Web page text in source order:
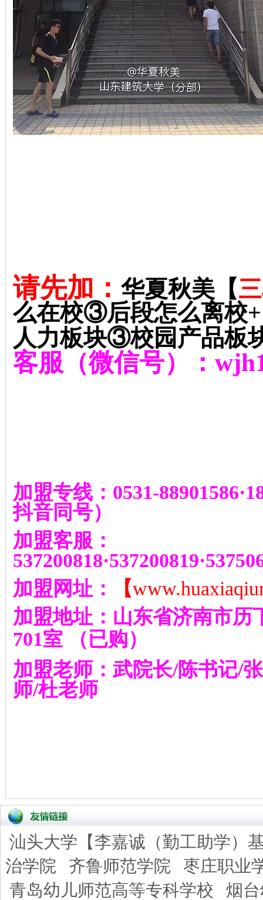
请先加： 华夏秋美【
么在校③后段怎么离校+
人力板块③校园产品板
客服（微信号）：
加盟专线： 0531-88901586·
抖音同号）
加盟客服：
537200818·537200819·
加盟网址：
【
加盟地址：山东省济南市历
701室
（已购）
加盟老师：武院长/陈书记/
师/杜老师
汕头大学【李嘉诚（勤工助学）
治学院
齐鲁师范学院
枣庄职业
青岛幼儿师范高等专科学校
烟